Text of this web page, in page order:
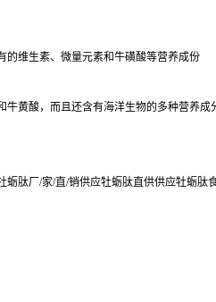
的维生素、微量元素和牛磺酸等营养成份
黄酸，而且还含有海洋生物的多种营养成
肽厂/家/直/销供应牡蛎肽直供供应牡蛎